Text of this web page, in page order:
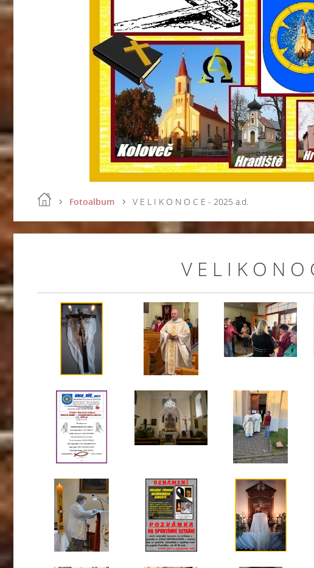
Fotoalbum V E L I K O N O C E - 2025 a.d.
V E L I K O N O